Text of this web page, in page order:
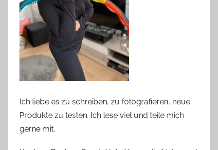
Ich liebe es zu schreiben, zu fotografieren, neue
Produkte zu testen. Ich lese viel und teile mich
gerne mit.